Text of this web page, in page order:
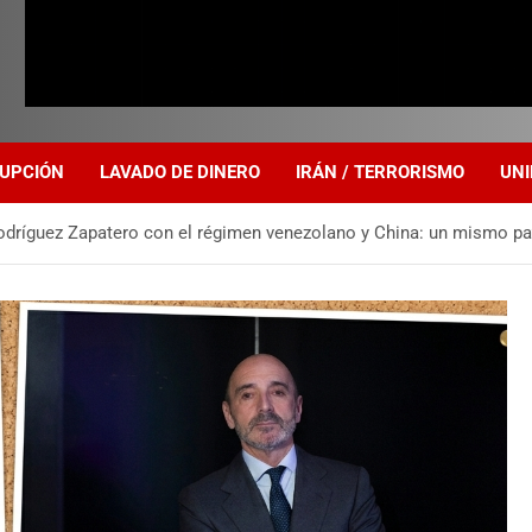
LAVADO DE DINERO IRÁN / TERRORISMO
Zapatero con el régimen venezolano y China: un mismo